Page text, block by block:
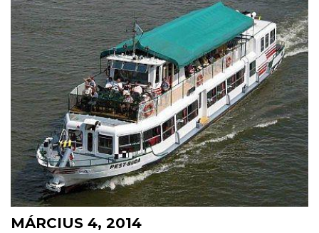
MÁRCIUS 4, 2014